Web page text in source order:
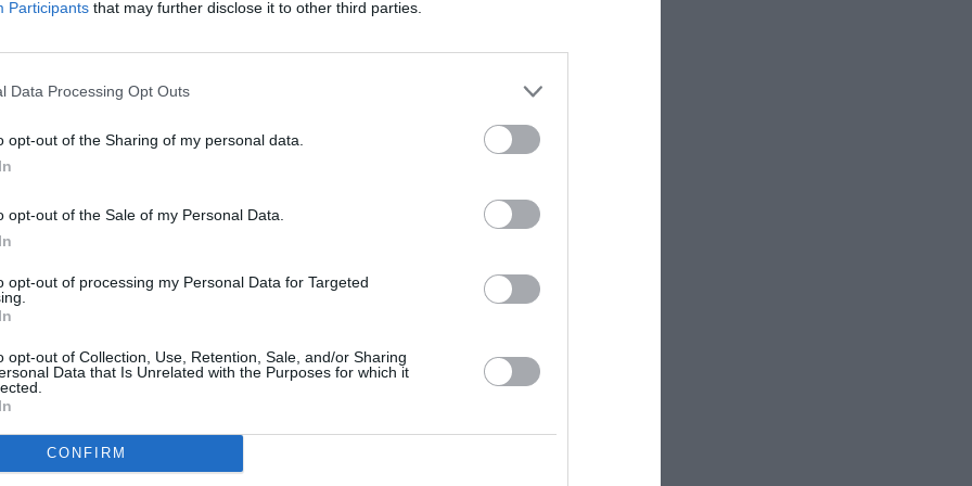
Participants that may further disclose it to other third parties.
Data Processing Opt Outs
opt-out of the Sharing of my personal data.
opt-out of the Sale of my Personal Data.
opt-out of processing my Personal Data for Targeted
opt-out of Collection, Use, Retention, Sale, and/or Sharing
Data that Is Unrelated with the Purposes for which it
CONFIRM